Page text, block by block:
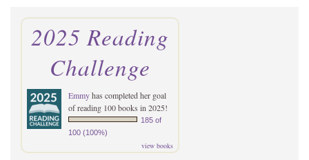
2025 Reading
Challenge
Emmyhas completed her goal
of reading 100 books in 2025!
185 of
100 (100%)
view books